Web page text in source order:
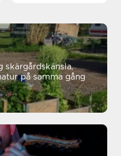
på samma gång